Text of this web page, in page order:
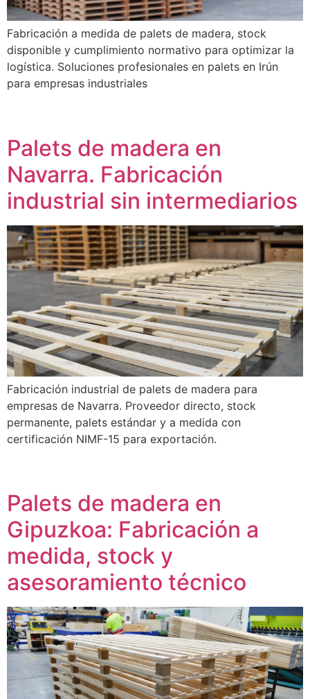
Fabricación a medida de palets de madera, stock
disponible y cumplimiento normativo para optimizar la
logística. Soluciones profesionales en palets en Irún
para empresas industriales
Palets de madera en
Navarra. Fabricación
industrial sin intermediarios
Fabricación industrial de palets de madera para
empresas de Navarra. Proveedor directo, stock
permanente, palets estándar y a medida con
certificación NIMF-15 para exportación.
Palets de madera en
Gipuzkoa: Fabricación a
medida, stock y
asesoramiento técnico